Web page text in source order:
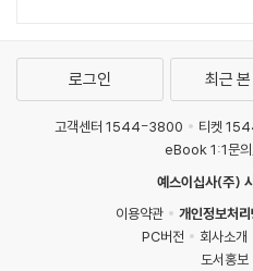
로그인 최근
고객센터 1544-3800 티켓
eBook 1:1문의
예스이십사(주)
이용약관
개인정보처리
PC버전
회사소개
도서홍보